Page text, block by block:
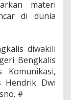
materi
di dunia
diwakili
Bengkalis
Komunikasi,
Hendrik Dwi
#